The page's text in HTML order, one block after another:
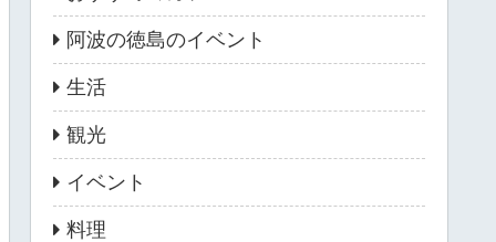
阿波の徳島のイベント
生活
観光
イベント
料理